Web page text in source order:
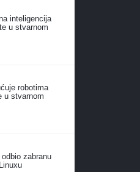
inteligencija
u stvarnom
robotima
u stvarnom
odbio zabranu